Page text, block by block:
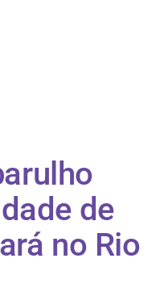
de
no Rio